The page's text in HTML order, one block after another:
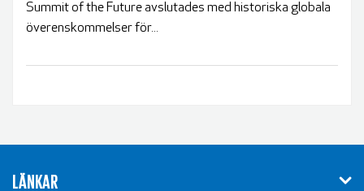
Summit of the Future avslutades med historiska globala
överenskommelser för...
LÄNKAR